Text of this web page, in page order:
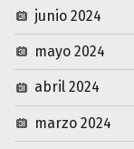
junio 2024
mayo 2024
abril 2024
marzo 2024